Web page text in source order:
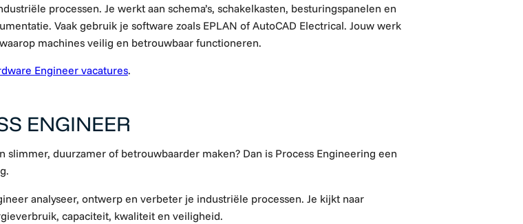
processen. Je werkt aan schema’s, schakelkasten, besturingspanelen en
Vaak gebruik je software zoals EPLAN of AutoCAD Electrical. Jouw werk
machines veilig en betrouwbaar functioneren.
Engineer vacatures.
ENGINEER
slimmer, duurzamer of betrouwbaarder maken? Dan is Process Engineering een
analyseer, ontwerp en verbeter je industriële processen. Je kijkt naar
capaciteit, kwaliteit en veiligheid.